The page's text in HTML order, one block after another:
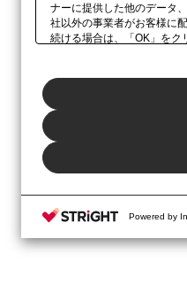
ナーに提供した他のデータ
社以外の事業者がお客様に
続ける場合は、「OK」をク
Powered by